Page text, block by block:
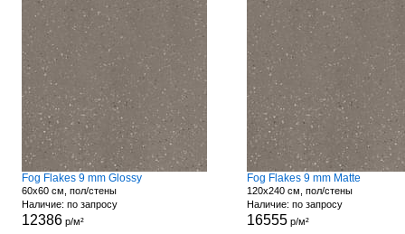
Fog Flakes 9 mm Glossy
60x60 см, пол/стены
Наличие: по запросу
12386р/м²
Fog Flakes 9 mm Matte
120x240 см, пол/стены
Наличие: по запросу
16555р/м²